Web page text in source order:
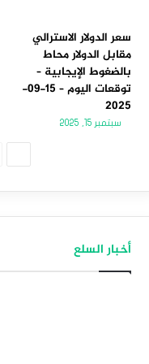
سعر الدولار الاسترالي
مقابل الدولار محاط
بالضغوط الإيجابية –
توقعات اليوم – 15-09-
2025
سبتمبر 15, 2025
أخبار السلع